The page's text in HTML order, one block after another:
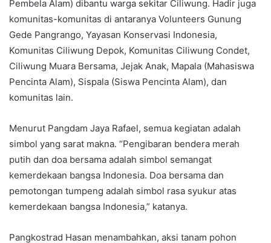
Pembela Alam) dibantu warga sekitar Ciliwung. Hadir juga
komunitas-komunitas di antaranya Volunteers Gunung
Gede Pangrango, Yayasan Konservasi Indonesia,
Komunitas Ciliwung Depok, Komunitas Ciliwung Condet,
Ciliwung Muara Bersama, Jejak Anak, Mapala (Mahasiswa
Pencinta Alam), Sispala (Siswa Pencinta Alam), dan
komunitas lain.
Menurut Pangdam Jaya Rafael, semua kegiatan adalah
simbol yang sarat makna. “Pengibaran bendera merah
putih dan doa bersama adalah simbol semangat
kemerdekaan bangsa Indonesia. Doa bersama dan
pemotongan tumpeng adalah simbol rasa syukur atas
kemerdekaan bangsa Indonesia,” katanya.
Pangkostrad Hasan menambahkan, aksi tanam pohon